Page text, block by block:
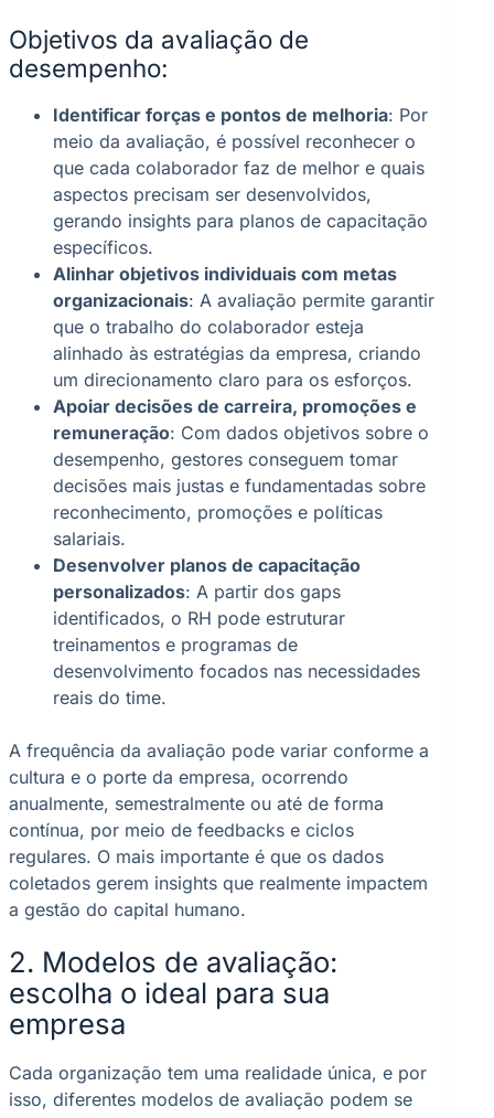
Objetivos da avaliação de
desempenho:
Identificar forças e pontos de melhoria: Por
meio da avaliação, é possível reconhecer o
que cada colaborador faz de melhor e quais
aspectos precisam ser desenvolvidos,
gerando insights para planos de capacitação
específicos.
Alinhar objetivos individuais com metas
organizacionais: A avaliação permite garantir
que o trabalho do colaborador esteja
alinhado às estratégias da empresa, criando
um direcionamento claro para os esforços.
Apoiar decisões de carreira, promoções e
remuneração: Com dados objetivos sobre o
desempenho, gestores conseguem tomar
decisões mais justas e fundamentadas sobre
reconhecimento, promoções e políticas
salariais.
Desenvolver planos de capacitação
personalizados: A partir dos gaps
identificados, o RH pode estruturar
treinamentos e programas de
desenvolvimento focados nas necessidades
reais do time.
A frequência da avaliação pode variar conforme a
cultura e o porte da empresa, ocorrendo
anualmente, semestralmente ou até de forma
contínua, por meio de feedbacks e ciclos
regulares. O mais importante é que os dados
coletados gerem insights que realmente impactem
a gestão do capital humano.
2. Modelos de avaliação:
escolha o ideal para sua
empresa
Cada organização tem uma realidade única, e por
isso, diferentes modelos de avaliação podem se